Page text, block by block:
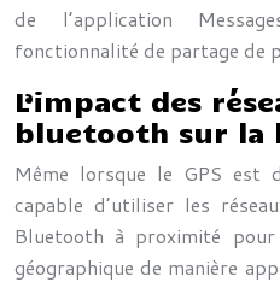
de l’application
fonctionnalité de partage de
L’impact des
bluetooth sur la
Même lorsque le GPS est
capable d’utiliser les
Bluetooth à proximité
géographique de manière